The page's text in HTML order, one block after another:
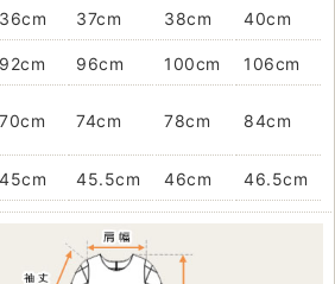
36cm 37cm 38cm 40cm
92cm 96cm 100cm 106cm
70cm 74cm 78cm 84cm
45cm 45.5cm 46cm 46.5cm